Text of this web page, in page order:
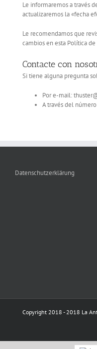
Le informaremos a través
actualizaremos la «fecha
Le recomendamos que
cambios en esta Política
Contacte con
Si tiene alguna pregunta
Por e-mail:
A través del
Datenschutzerklärung
Copyright 2018 - 2018 La